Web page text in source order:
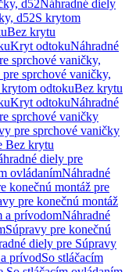
d52Náhradné diely
d52S krytom
Bez krytu
Kryt odtokuNáhradné
sprchové vaničky,
sprchové vaničky,
odtokuBez krytu
Kryt odtokuNáhradné
sprchové vaničky
pre sprchové vaničky
Bez krytu
diely pre
ovládanímNáhradné
konečnú montáž pre
pre konečnú montáž
a prívodomNáhradné
Súpravy pre konečnú
diely pre Súpravy
prívodSo stláčacím